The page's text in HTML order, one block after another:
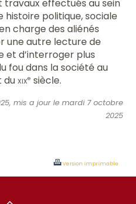
travaux effectués au sein
histoire politique, sociale
charge des aliénés
une autre lecture de
et d’interroger plus
fou dans la société au
duxixe siècle.
mis a jour le mardi 7 octobre
2025
Version imprimable